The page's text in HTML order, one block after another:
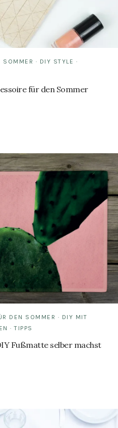
SOMMER · DIY STYLE ·
für den Sommer
DEN SOMMER · DIY MIT
·TIPPS
Fußmatte selber machst